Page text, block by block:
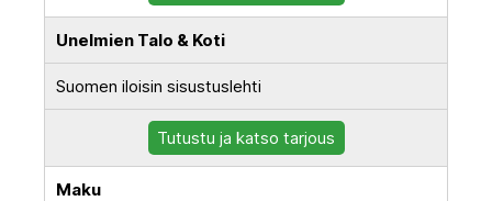
Unelmien Talo & Koti
Suomen iloisin sisustuslehti
Tutustu ja katso tarjous
Maku